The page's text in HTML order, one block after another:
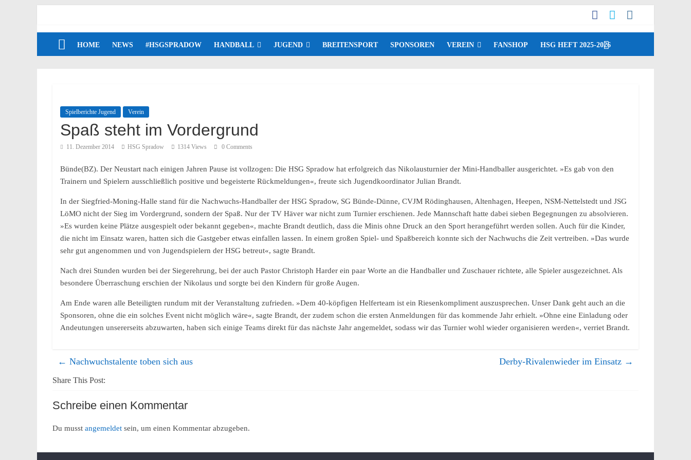
HOME NEWS #HSGSPRADOW HANDBALL JUGEND BREITENSPORT SPONSOREN VEREIN FANSHOP HSG HEFT 2025-2026
Spielberichte Jugend Verein
Spaß steht im Vordergrund
11. Dezember 2014 HSG Spradow 1314 Views 0 Comments
Bünde(BZ). Der Neustart nach einigen Jahren Pause ist vollzogen: Die HSG Spradow hat erfolgreich das Nikolausturnier der Mini-Handballer ausgerichtet. »Es gab von den
Trainern und Spielern ausschließlich positive und begeisterte Rückmeldungen«, freute sich Jugendkoordinator Julian Brandt.
In der Siegfried-Moning-Halle stand für die Nachwuchs-Handballer der HSG Spradow, SG Bünde-Dünne, CVJM Rödinghausen, Altenhagen, Heepen, NSM-Nettelstedt und JSG
LöMO nicht der Sieg im Vordergrund, sondern der Spaß. Nur der TV Häver war nicht zum Turnier erschienen. Jede Mannschaft hatte dabei sieben Begegnungen zu absolvieren.
»Es wurden keine Plätze ausgespielt oder bekannt gegeben«, machte Brandt deutlich, dass die Minis ohne Druck an den Sport herangeführt werden sollen. Auch für die Kinder,
die nicht im Einsatz waren, hatten sich die Gastgeber etwas einfallen lassen. In einem großen Spiel- und Spaßbereich konnte sich der Nachwuchs die Zeit vertreiben. »Das wurde
sehr gut angenommen und von Jugendspielern der HSG betreut«, sagte Brandt.
Nach drei Stunden wurden bei der Siegerehrung, bei der auch Pastor Christoph Harder ein paar Worte an die Handballer und Zuschauer richtete, alle Spieler ausgezeichnet. Als
besondere Überraschung erschien der Nikolaus und sorgte bei den Kindern für große Augen.
Am Ende waren alle Beteiligten rundum mit der Veranstaltung zufrieden. »Dem 40-köpfigen Helferteam ist ein Riesenkompliment auszusprechen. Unser Dank geht auch an die
Sponsoren, ohne die ein solches Event nicht möglich wäre«, sagte Brandt, der zudem schon die ersten Anmeldungen für das kommende Jahr erhielt. »Ohne eine Einladung oder
Andeutungen unsererseits abzuwarten, haben sich einige Teams direkt für das nächste Jahr angemeldet, sodass wir das Turnier wohl wieder organisieren werden«, verriet Brandt.
← Nachwuchstalente toben sich aus Derby-Rivalenwieder im Einsatz →
Share This Post:
Schreibe einen Kommentar
Du musst angemeldet sein, um einen Kommentar abzugeben.